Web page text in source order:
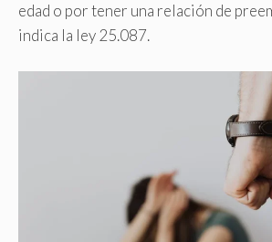
edad o por tener una relación de
indica la ley 25.087.